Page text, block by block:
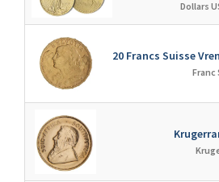
Dollars
20 Francs Suisse
Franc